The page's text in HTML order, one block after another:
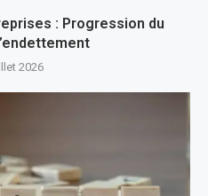
: Progression du
2026